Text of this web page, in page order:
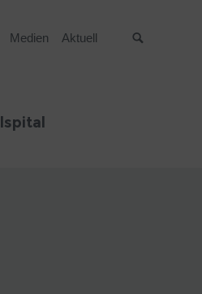
Medien Aktuell